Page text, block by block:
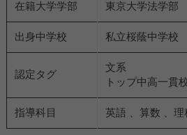
在籍大学学部 東京大学法学部
出身中学校 私立桜蔭中学校
認定タグ
文系
トップ中高一貫
指導科目 英語 、算数 、